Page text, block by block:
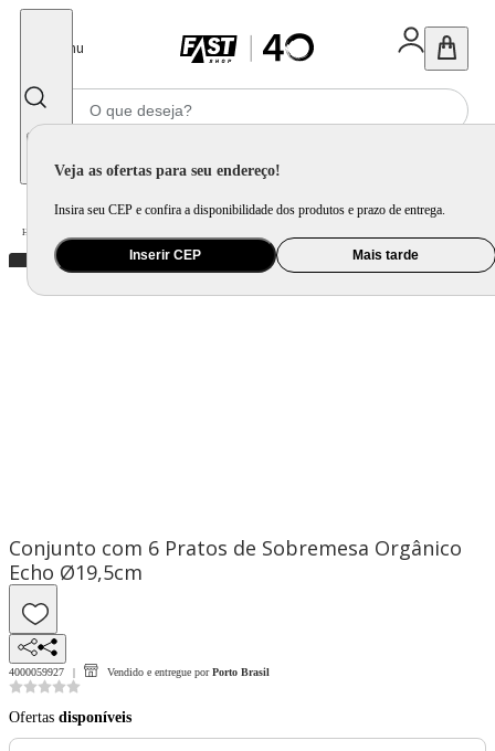
Menu
Veja as ofertas para seu endereço!
Insira seu CEP e confira a disponibilidade dos produtos e prazo de entrega.
Inserir CEP Mais tarde
Home
Conjunto com 6 Pratos de Sobremesa Orgânico
Echo Ø19,5cm
4000059927 Vendido e entregue por Porto Brasil
Ofertas disponíveis